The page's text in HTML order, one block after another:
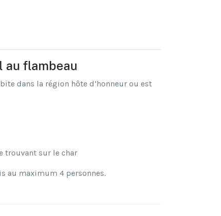
au flambeau
dans la région hôte d’honneur ou est
trouvant sur le char
au maximum 4 personnes.